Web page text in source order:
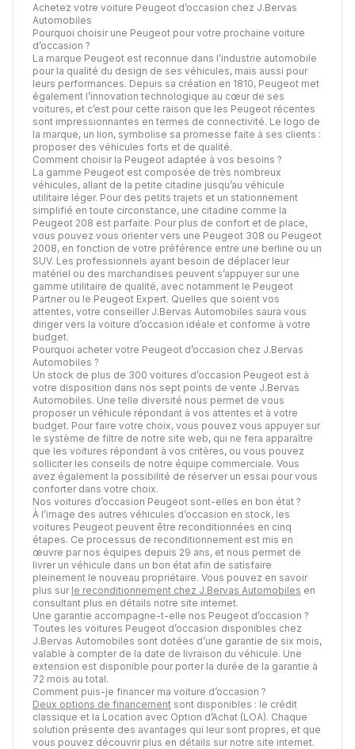
Achetez votre voiture Peugeot d’occasion chez J.Bervas
Automobiles
Pourquoi choisir une Peugeot pour votre prochaine voiture
d’occasion ?
La marque Peugeot est reconnue dans l’industrie automobile
pour la qualité du design de ses véhicules, mais aussi pour
leurs performances. Depuis sa création en 1810, Peugeot met
également l’innovation technologique au cœur de ses
voitures, et c’est pour cette raison que les Peugeot récentes
sont impressionnantes en termes de connectivité. Le logo de
la marque, un lion, symbolise sa promesse faite à ses clients :
proposer des véhicules forts et de qualité.
Comment choisir la Peugeot adaptée à vos besoins ?
La gamme Peugeot est composée de très nombreux
véhicules, allant de la petite citadine jusqu’au véhicule
utilitaire léger. Pour des petits trajets et un stationnement
simplifié en toute circonstance, une citadine comme la
Peugeot 208 est parfaite. Pour plus de confort et de place,
vous pouvez vous orienter vers une Peugeot 308 ou Peugeot
2008, en fonction de votre préférence entre une berline ou un
SUV. Les professionnels ayant besoin de déplacer leur
matériel ou des marchandises peuvent s’appuyer sur une
gamme utilitaire de qualité, avec notamment le Peugeot
Partner ou le Peugeot Expert. Quelles que soient vos
attentes, votre conseiller J.Bervas Automobiles saura vous
diriger vers la voiture d’occasion idéale et conforme à votre
budget.
Pourquoi acheter votre Peugeot d’occasion chez J.Bervas
Automobiles ?
Un stock de plus de 300 voitures d’occasion Peugeot est à
votre disposition dans nos sept points de vente J.Bervas
Automobiles. Une telle diversité nous permet de vous
proposer un véhicule répondant à vos attentes et à votre
budget. Pour faire votre choix, vous pouvez vous appuyer sur
le système de filtre de notre site web, qui ne fera apparaître
que les voitures répondant à vos critères, ou vous pouvez
solliciter les conseils de notre équipe commerciale. Vous
avez également la possibilité de réserver un essai pour vous
conforter dans votre choix.
Nos voitures d’occasion Peugeot sont-elles en bon état ?
À l’image des autres véhicules d’occasion en stock, les
voitures Peugeot peuvent être reconditionnées en cinq
étapes. Ce processus de reconditionnement est mis en
œuvre par nos équipes depuis 29 ans, et nous permet de
livrer un véhicule dans un bon état afin de satisfaire
pleinement le nouveau propriétaire. Vous pouvez en savoir
plus sur le reconditionnement chez J.Bervas Automobiles en
consultant plus en détails notre site internet.
Une garantie accompagne-t-elle nos Peugeot d’occasion ?
Toutes les voitures Peugeot d’occasion disponibles chez
J.Bervas Automobiles sont dotées d’une garantie de six mois,
valable à compter de la date de livraison du véhicule. Une
extension est disponible pour porter la durée de la garantie à
72 mois au total.
Comment puis-je financer ma voiture d’occasion ?
Deux options de financement sont disponibles : le crédit
classique et la Location avec Option d’Achat (LOA). Chaque
solution présente des avantages qui leur sont propres, et que
vous pouvez découvrir plus en détails sur notre site internet.